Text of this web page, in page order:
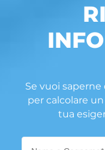
Se vuoi
per calcolare
tua